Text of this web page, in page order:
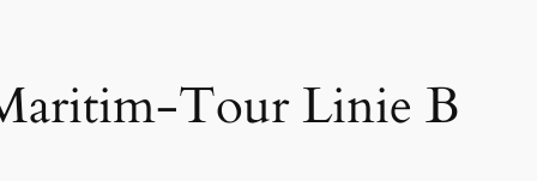
Tour Linie B